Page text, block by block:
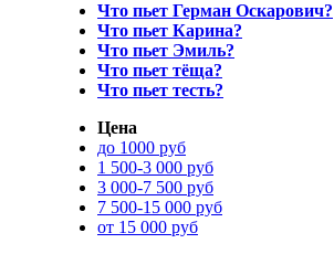
Что пьет Герман Оскарович?
Что пьет Карина?
Что пьет Эмиль?
Что пьет тёща?
Что пьет тесть?
Цена
до 1000 руб
1 500-3 000 руб
3 000-7 500 руб
7 500-15 000 руб
от 15 000 руб